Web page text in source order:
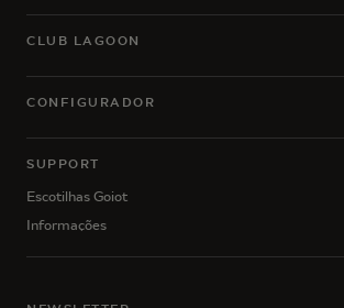
CLUB LAGOON
CONFIGURADOR
SUPPORT
Escotilhas Goiot
Informações